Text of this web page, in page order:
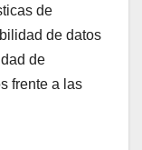
de
de datos
de
frente a las